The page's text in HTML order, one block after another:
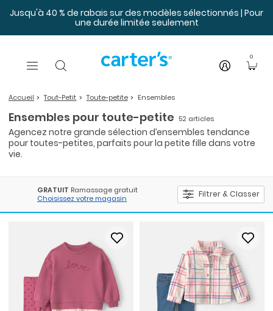
Jusqu'à 40 % de rabais sur des modèles sélectionnés | Pour
une durée limitée seulement
0
Accueil Tout-Petit Toute-petite Ensembles
Ensembles pour toute-petite 52 articles
Agencez notre grande sélection d’ensembles tendance
pour toutes-petites, parfaits pour la petite fille dans votre
vie.
GRATUIT Ramassage gratuit
Choisissez votre magasin
Filtrer & Classer